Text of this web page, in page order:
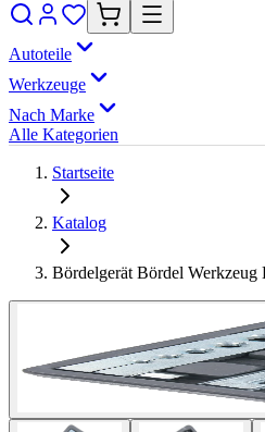
Autoteile
Werkzeuge
Nach Marke
Alle Kategorien
Startseite
Katalog
Bördelgerät Bördel